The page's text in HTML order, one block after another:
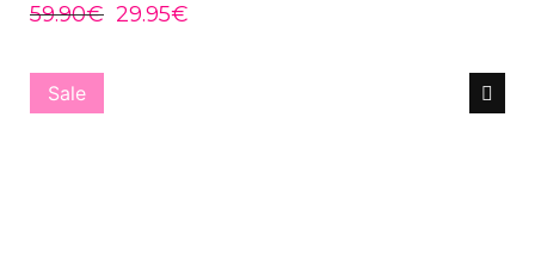
59.90€ 29.95€
Sale